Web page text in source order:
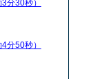
3分30秒）
4分50秒）